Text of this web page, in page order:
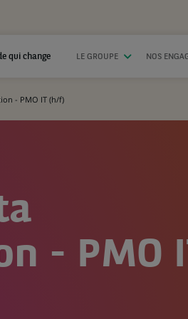
qui change LE GROUPE NOS
- PMO IT (h/f)
- PMO